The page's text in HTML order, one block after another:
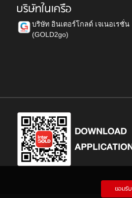
บริษัทในเครือ
บริษัท อินเตอร์โกลด์ เจเนอเรชั่น
(GOLD2go)
ยอมรับ